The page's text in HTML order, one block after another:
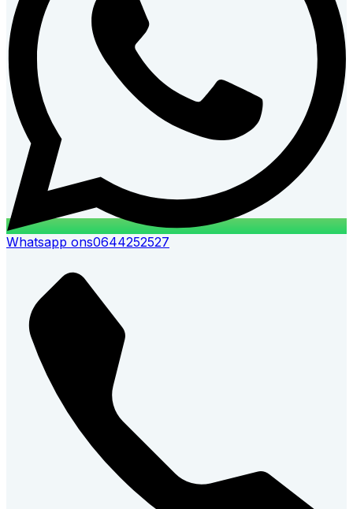
Whatsapp ons0644252527